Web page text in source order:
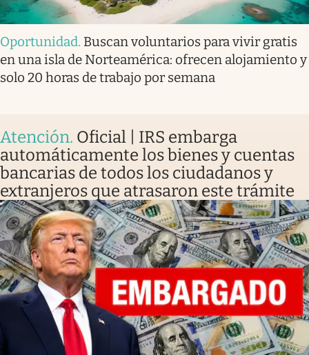
Oportunidad. Buscan voluntarios para vivir gratis
en una isla de Norteamérica: ofrecen alojamiento y
solo 20 horas de trabajo por semana
Atención. Oficial | IRS embarga
automáticamente los bienes y cuentas
bancarias de todos los ciudadanos y
extranjeros que atrasaron este trámite